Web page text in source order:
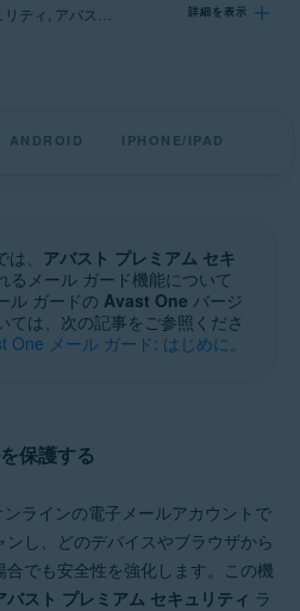
詳細を表示
ィ
ANDROID IPHONE/IPAD
、 アバスト プレミアム セキ
るメール ガード機能について
ル ガードの Avast One バージ
ては、次の記事をご参照くださ
One メール ガード: はじめに。
保護する
ンラインの電子メールアカウントで
し、どのデバイスやブラウザから
でも安全性を強化します。この機
バスト プレミアム セキュリティ ラ